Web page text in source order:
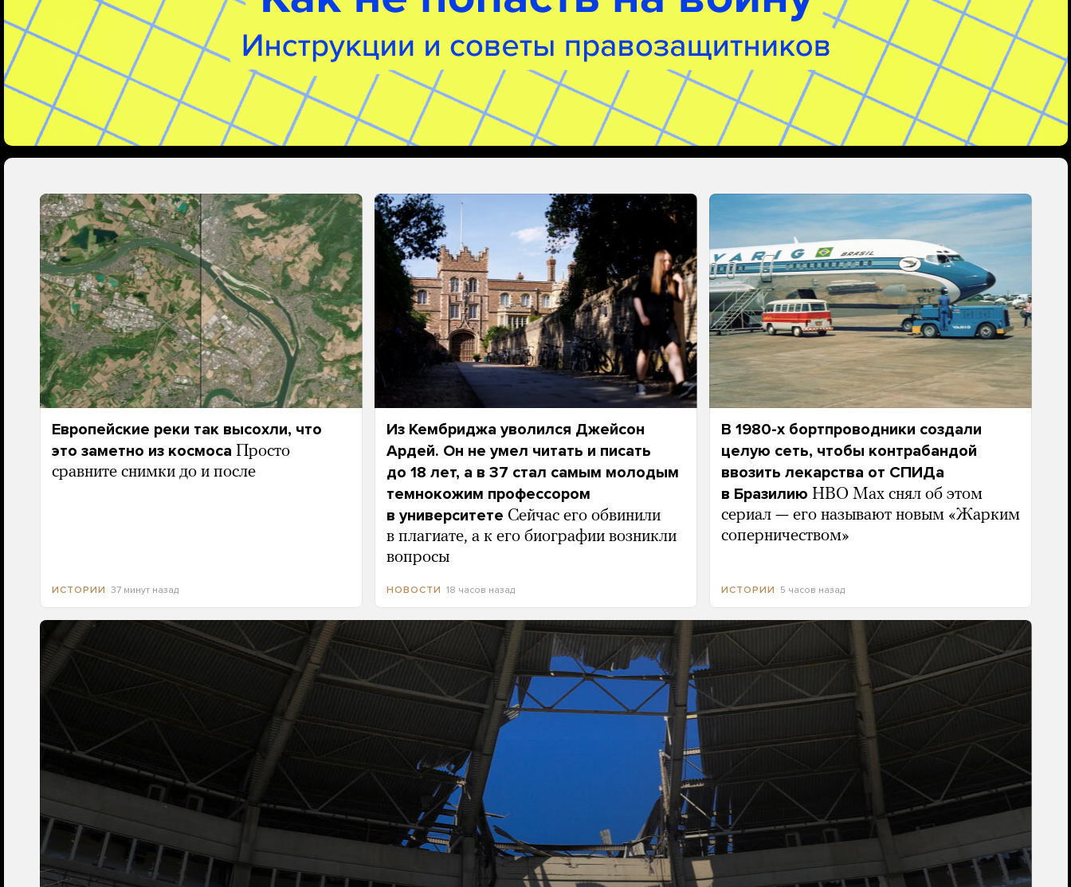
Европейские реки так высохли, что
это заметно из космоса Просто
сравните снимки до и после
ИСТОРИИ 37 минут назад
Из Кембриджа уволился Джейсон
Ардей. Он не умел читать и писать
до 18 лет, а в 37 стал самым молодым
темнокожим профессором
в университете Сейчас его обвинили
в плагиате, а к его биографии возникли
вопросы
НОВОСТИ 18 часов назад
В 1980-х бортпроводники создали
целую сеть, чтобы контрабандой
ввозить лекарства от СПИДа
в Бразилию HBO Max снял об этом
сериал — его называют новым «Жарким
соперничеством»
ИСТОРИИ 5 часов назад